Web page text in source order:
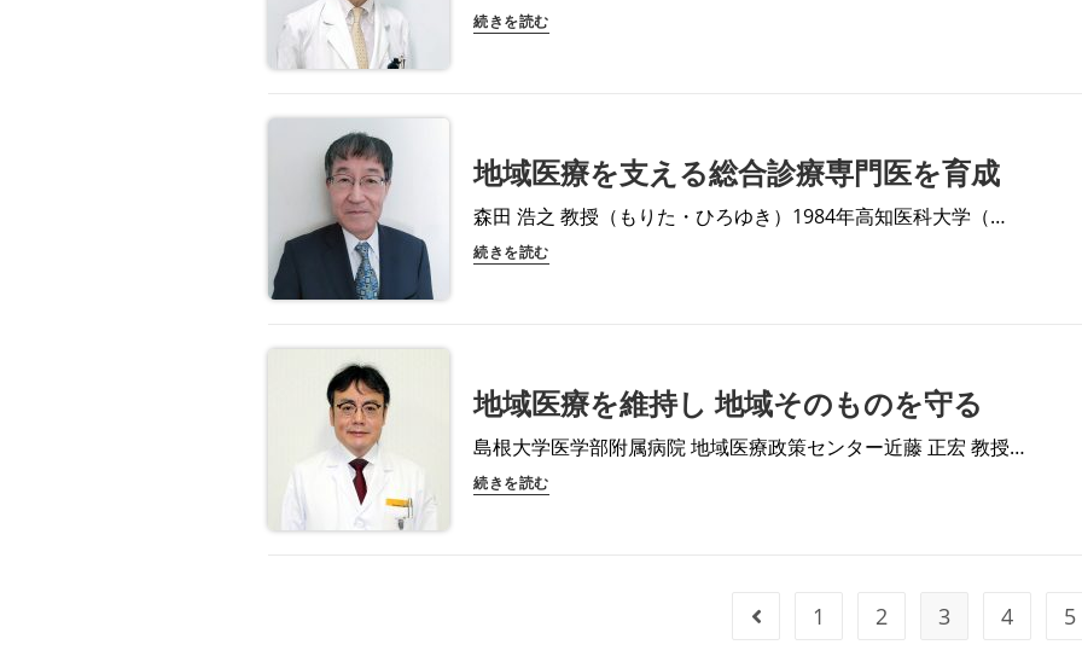
続きを読む
地域医療を支える総合診療専門医を育成
森田 浩之 教授（もりた・ひろゆき）1984年高知医科大学（…
続きを読む
地域医療を維持し 地域そのものを守る
島根大学医学部附属病院 地域医療政策センター近藤 正宏 教授…
続きを読む
1 2 3 4 5